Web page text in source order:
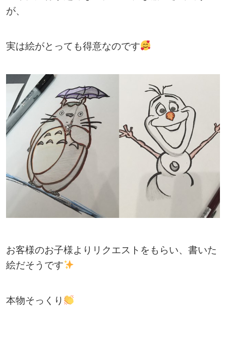
が、
実は絵がとっても得意なのです
お客様のお子様よりリクエストをもらい、書いた
絵だそうです
本物そっくり